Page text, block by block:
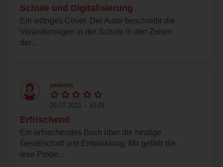
Schule und Digitalisierung
Ein witziges Cover. Der Autor beschreibt die
Veränderungen in der Schule in den Zeiten
der...
sealove
26.07.2021 – 10:01
Erfrischend
Ein erfrischendes Buch über die heutige
Gesellschaft und Entwicklung. Mir gefällt die
lese Probe...